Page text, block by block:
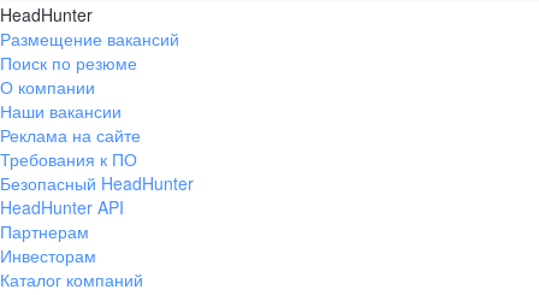
HeadHunter
Размещение вакансий
Поиск по резюме
О компании
Наши вакансии
Реклама на сайте
Требования к ПО
Безопасный HeadHunter
HeadHunter API
Партнерам
Инвесторам
Каталог компаний